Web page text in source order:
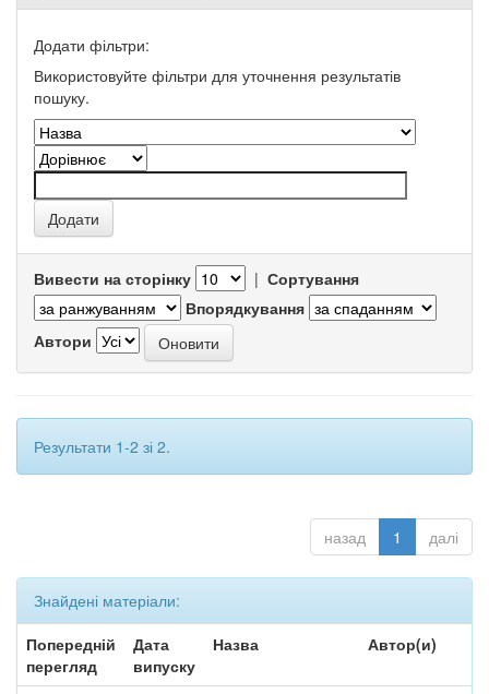
Додати фільтри:
Використовуйте фільтри для уточнення результатів
пошуку.
Вивести на сторінку | Сортування
Впорядкування
Автори
Результати 1-2 зі 2.
назад 1 далі
Знайдені матеріали:
Попередній
перегляд
Дата
випуску
Назва Автор(и)